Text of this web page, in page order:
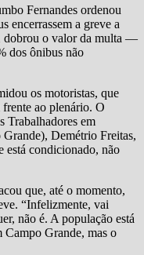
Fernandes ordenou
encerrassem a greve a
dobrou o valor da multa —
dos ônibus não
os motoristas, que
ao plenário. O
Trabalhadores em
Demétrio Freitas,
está condicionado, não
que, até o momento,
“Infelizmente, vai
não é. A população está
Campo Grande, mas o